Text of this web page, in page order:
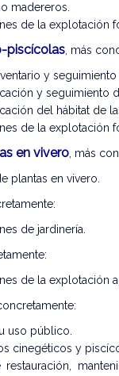
madereros.
de la explotación
piscícolas, más
y seguimiento
y seguimiento
del hábitat de
de la explotación
en vivero, más
plantas en vivero.
de jardinería.
de la explotación
uso público.
cinegéticos y